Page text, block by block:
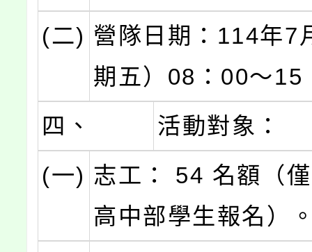
(二) 營隊日期：114年7
期五）08：00～15
四、
活動對象：
(一) 志工： 54 名額（
高中部學生報名）